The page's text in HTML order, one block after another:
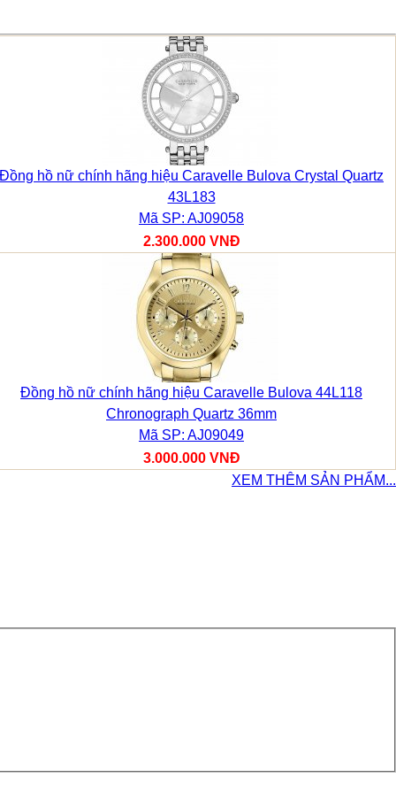
Đồng hồ nữ chính hãng hiệu Caravelle Bulova Crystal Quartz
43L183
Mã SP: AJ09058
2.300.000 VNĐ
Đồng hồ nữ chính hãng hiệu Caravelle Bulova 44L118
Chronograph Quartz 36mm
Mã SP: AJ09049
3.000.000 VNĐ
XEM THÊM SẢN PHẨM...